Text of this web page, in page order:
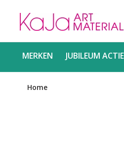
MERKEN JUBILEUM
Home